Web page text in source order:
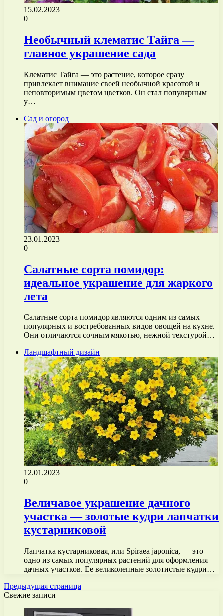
15.02.2023
0
Необычный клематис Тайга —
главное украшение сада
Клематис Тайга — это растение, которое сразу
привлекает внимание своей необычной красотой и
неповторимым цветом цветков. Он стал популярным
у…
Сад и огород
23.01.2023
0
Салатные сорта помидор:
идеальное украшение для жаркого
лета
Салатные сорта помидор являются одним из самых
популярных и востребованных видов овощей на кухне.
Они отличаются сочным мякотью, нежной текстурой…
Ландшафтный дизайн
12.01.2023
0
Величавое украшение дачного
участка — золотые кудри лапчатки
кустарниковой
Лапчатка кустарниковая, или Spiraea japonica, — это
одно из самых популярных растений для оформления
дачных участков. Ее великолепные золотистые кудри…
Предыдущая страница
Свежие записи